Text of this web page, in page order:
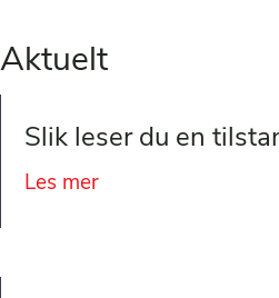
Aktuelt
Slik leser du en
Les mer